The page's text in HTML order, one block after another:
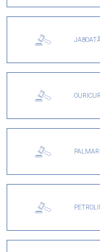
OURICURI